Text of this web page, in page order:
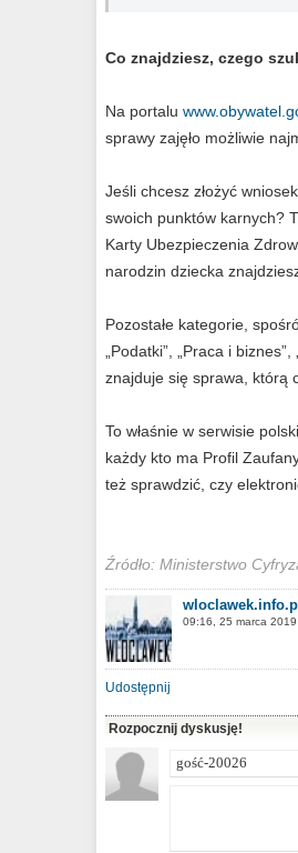
Co znajdziesz, czego
Na portalu
sprawy zajęło możliwie
Jeśli chcesz złożyć
swoich punktów karnych?
Karty Ubezpieczenia
narodzin dziecka
Pozostałe kategorie,
„Podatki”, „Praca i
znajduje się sprawa, którą
To właśnie w serwisie
każdy kto ma Profil
też sprawdzić, czy
Źródło: Ministerstwo
wloclawek.info.pl
09:16, 25 marca 2019
Udostępnij
Rozpocznij dyskusję!